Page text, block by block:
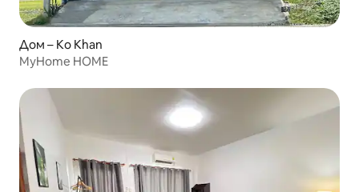
Дом – Ko Khan
MyHome HOME